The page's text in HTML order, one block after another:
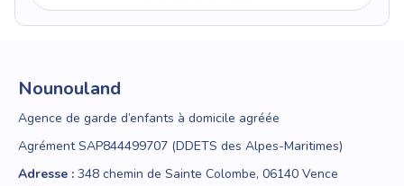
Nounouland
Agence de garde d’enfants à domicile agréée
Agrément SAP844499707 (DDETS des Alpes-Maritimes)
Adresse : 348 chemin de Sainte Colombe, 06140 Vence